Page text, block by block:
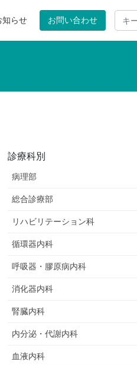
知らせ お問い合わせ
診療科別
病理部
総合診療部
リハビリテーション科
循環器内科
呼吸器・膠原病内科
消化器内科
腎臓内科
内分泌・代謝内科
血液内科